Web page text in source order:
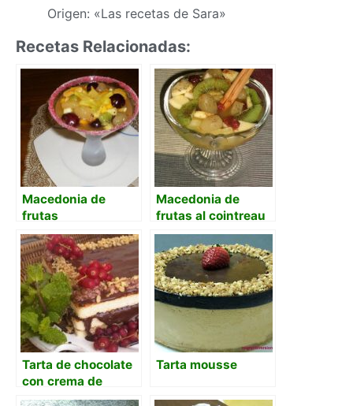
Origen: «Las recetas de Sara»
Recetas Relacionadas:
Macedonia de
frutas
Macedonia de
frutas al cointreau
Tarta de chocolate
con crema de
naranja amarga
Tarta mousse